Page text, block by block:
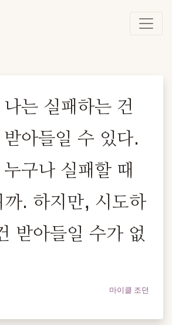
나는 실패하는 건
받아들일 수 있다.
누구나 실패할 때
까. 하지만, 시도하
받아들일 수가 없
마이클 조던